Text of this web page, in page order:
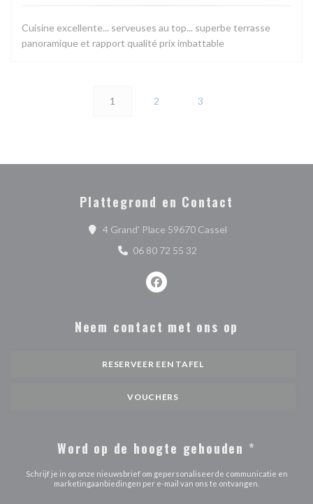
Cuisine excellente... serveuses au top... superbe terrasse
panoramique et rapport qualité prix imbattable
1 2 3
Plattegrond en Contact
4 Grand' Place 59670 Cassel((opent in een
06 80 72 55 32
Facebook ((opent in een nieuw
Neem contact met ons op
RESERVEER EEN TAFEL
VOUCHERS
Word op de hoogte gehouden *
Schrijf je in op onze nieuwsbrief om gepersonaliseerde communicatie en
marketingaanbiedingen per e-mail van ons te ontvangen.